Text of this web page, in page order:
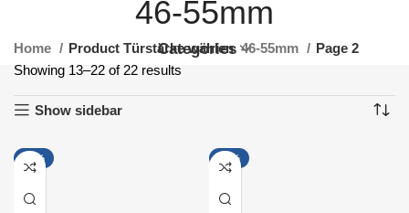
46-55mm
Categories
Home Product Türstärke wählen 46-55mm
Page 2
Showing 13–22 of 22 results
Show sidebar
-12% -10%